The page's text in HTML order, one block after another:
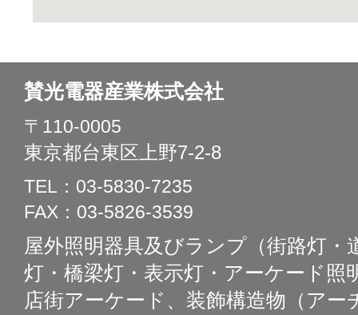
賛光電器産業株式会社
〒110-0005
東京都台東区上野7-2-8
TEL：03-5830-7235
FAX：03-5826-3539
屋外照明器具及びランプ（街路灯・
灯・橋梁灯・表示灯・アーケード照
店街アーケード、装飾構造物（アー